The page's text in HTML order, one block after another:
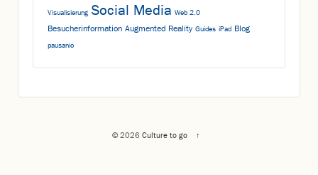
Visualisierung Social Media Web 2.0
Besucherinformation Augmented Reality Guides iPad Blog
pausanio
© 2026 Culture to go ↑